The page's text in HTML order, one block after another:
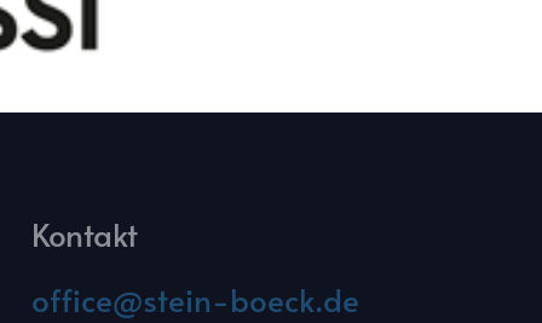
Kontakt
office@stein-boeck.de